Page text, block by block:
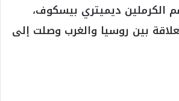
الكرملين ديميتري بيسكوف،
بين روسيا والغرب وصلت إلى